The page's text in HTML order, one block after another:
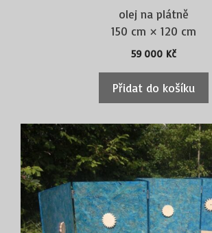
olej na plátně
150 cm × 120 cm
59 000 Kč
Přidat do košíku